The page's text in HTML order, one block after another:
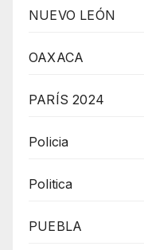
NUEVO LEÓN
OAXACA
PARÍS 2024
Policia
Politica
PUEBLA